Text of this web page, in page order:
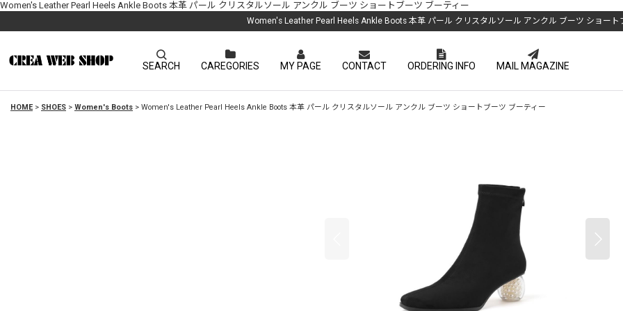
Women's Leather Pearl Heels Ankle Boots 本革 パール クリスタルソール アンクル ブーツ ショートブーツ ブーティー
Women's Leather Pearl Heels Ankle Boots 本革 パール クリスタルソール アンクル ブーツ ショート
SEARCH CAREGORIES MY PAGE CONTACT ORDERING INFO MAIL MAGAZINE
HOME > SHOES > Women's Boots > Women's Leather Pearl Heels Ankle Boots 本革 パール クリスタルソール アンクル ブーツ ショートブーツ ブーティー